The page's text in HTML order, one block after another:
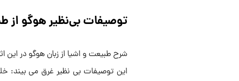
توصیفات بی‌نظیر هوگو از
شرح طبیعت و اشیا از زبان هوگو در این
این توصیفات بی نظیر غرق می‌ بیند: